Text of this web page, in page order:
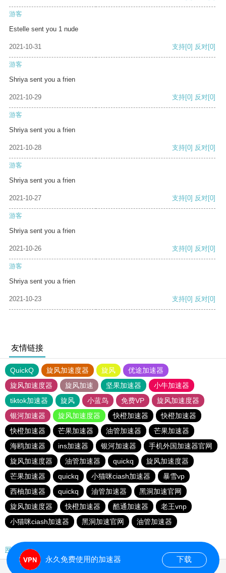
游客
Estelle sent you 1 nude
2021-10-31 支持[0] 反对[0]
游客
Shriya sent you a frien
2021-10-29 支持[0] 反对[0]
游客
Shriya sent you a frien
2021-10-28 支持[0] 反对[0]
游客
Shriya sent you a frien
2021-10-27 支持[0] 反对[0]
游客
Shriya sent you a frien
2021-10-26 支持[0] 反对[0]
游客
Shriya sent you a frien
2021-10-23 支持[0] 反对[0]
友情链接
QuickQ 旋风加速度器 旋风
优途加速器
旋风加速度器
旋风加速 坚果加速器
小牛加速器
tiktok加速器
旋风 小蓝鸟 免费VP
旋风加速度器
银河加速器
旋风加速度器 快橙加速器
快橙加速器
快橙加速器
芒果加速器 油管加速器
芒果加速器
海鸥加速器
ins加速器 银河加速器
手机外国加速器官网
旋风加速度器
油管加速器 quickq
旋风加速度器
芒果加速器
quickq 小猫咪ciash加速器
暴雪vp
西柚加速器
quickq 油管加速器
黑洞加速官网
旋风加速度器
快橙加速器 酷通加速器
老王vnp
小猫咪ciash加速器
黑洞加速官网 油管加速器
网站地图
永久免费使用的加速器 下载